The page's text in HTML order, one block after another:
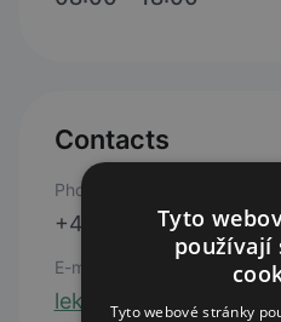
Contacts
Phone
+420 224 814 568
E-mail
Tyto
používají
Tyto webové stránky